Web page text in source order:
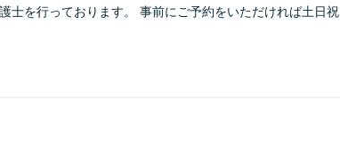
士を行っております。 事前にご予約をいただければ土日祝